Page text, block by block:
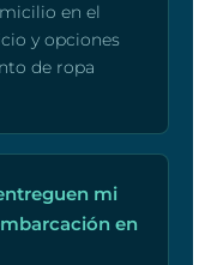
en el
y opciones
de ropa
mi
en